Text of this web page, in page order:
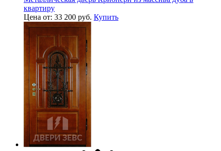
квартиру
Цена от: 33 200 руб. Купить